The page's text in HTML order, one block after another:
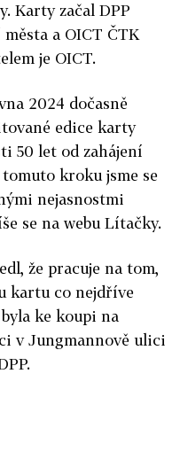
Karty začal DPP
města a OICT ČTK
je OICT.
2024 dočasně
edice karty
50 let od zahájení
kroku jsme se
nejasnostmi
se na webu Lítačky.
že pracuje na tom,
kartu co nejdříve
ke koupi na
v Jungmannově ulici